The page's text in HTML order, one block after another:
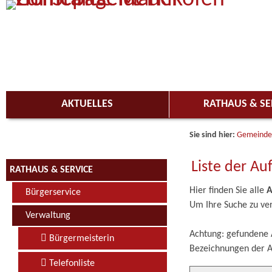
Zum Inhalt, zur Navigationoderzur Startseitespringen.
AKTUELLES RATHAUS &
RATHAUS & SERVICE
Bürgerservice
Verwaltung
Bürgermeisterin
Telefonliste
Sie sind hier: Gemeinde
Liste der
Hier finden Sie alle
Um Ihre Suche zu
Achtung:
Bezeichnungen der